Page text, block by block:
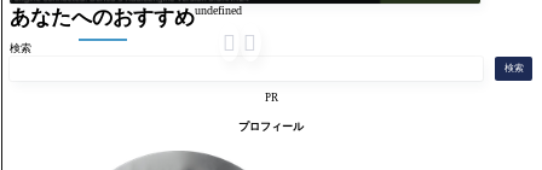
検索
検索
PR
プロフィール
あなたへのおすすめundefined
 